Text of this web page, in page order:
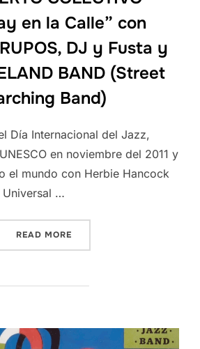
en la Calle” con
DJ y Fusta y
BAND (Street
Band)
Día Internacional del Jazz,
en noviembre del 2011 y
el mundo con Herbie Hancock
…
READ MORE